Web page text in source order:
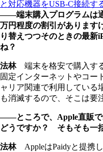
と対応機器をUSB-C接続す
――端末購入プログラムは
万円程度の割引があります
り替えつつそのときの最新
ね？
法林端末を格安で購入す
固定インターネットやコー
ャリア関連で利用している
も消滅するので、そこは要
――ところで、Apple直販で
どうですか？ そもそも一
法林AppleはPaidyと提携